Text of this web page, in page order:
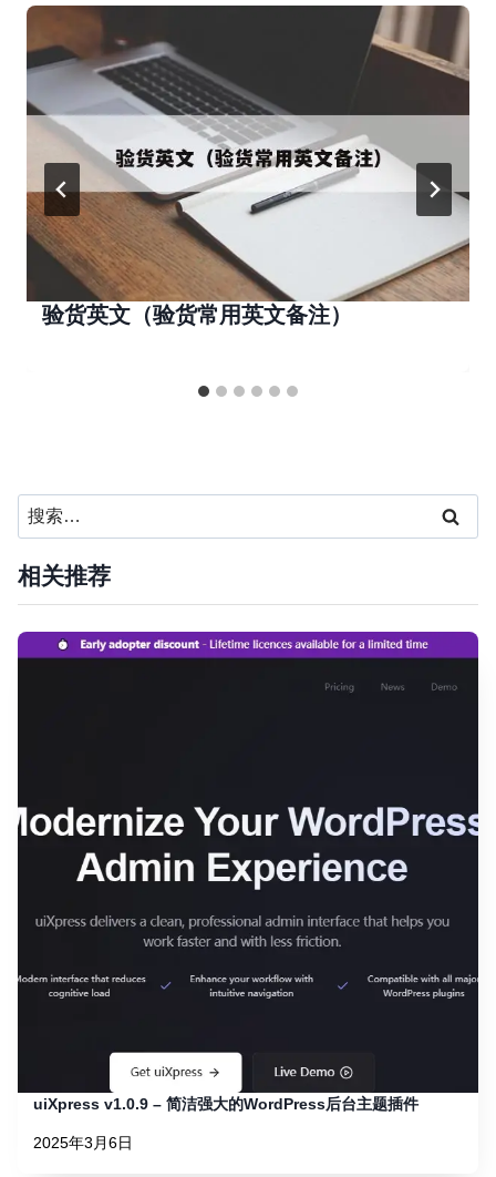
验货英文（验货常用英文备注）
搜
索：
相关推荐
uiXpress v1.0.9 – 简洁强大的WordPress后台主题插件
2025年3月6日